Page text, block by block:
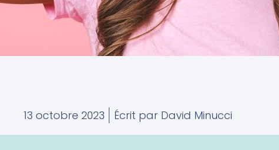
13 octobre 2023 Écrit parDavid Minucci